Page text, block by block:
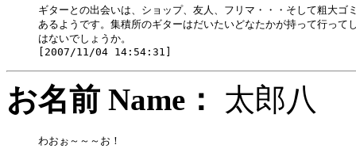
ギターとの出会いは、ショップ、友人、フリマ・・・そして粗大ゴ
あるようです。集積所のギターはだいたいどなたかが持って行って
はないでしょうか。
お名前 Name： 太郎
わおぉ～～～お！